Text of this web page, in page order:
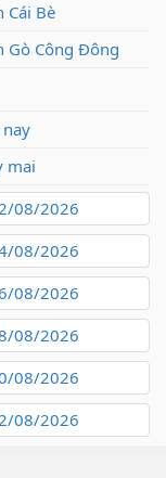
Cái Bè
Gò Công Đông
mai
08/2026
08/2026
08/2026
08/2026
08/2026
08/2026